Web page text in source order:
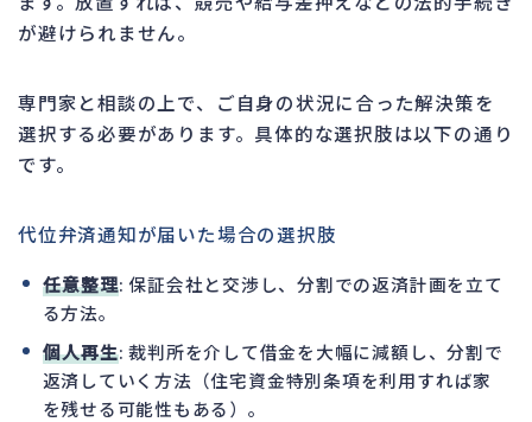
が避けられません。
専門家と相談の上で、ご自身の状況に合った解決策を
選択する必要があります。具体的な選択肢は以下の通り
です。
代位弁済通知が届いた場合の選択肢
任意整理: 保証会社と交渉し、分割での返済計画を立て
る方法。
個人再生: 裁判所を介して借金を大幅に減額し、分割で
返済していく方法（住宅資金特別条項を利用すれば家
を残せる可能性もある）。